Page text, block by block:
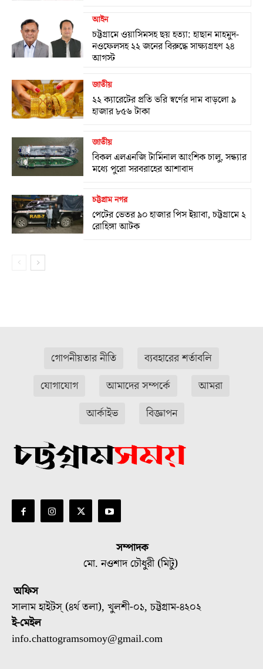
আইন
চট্টগ্রামে ওয়াসিমসহ ছয় হত্যা: হাছান মাহমুদ-
নওফেলসহ ২২ জনের বিরুদ্ধে সাক্ষ্যগ্রহণ ২৪
আগস্ট
জাতীয়
২২ ক্যারেটের প্রতি ভরি স্বর্ণের দাম বাড়লো ৯
হাজার ৮৫৬ টাকা
জাতীয়
বিকল এলএনজি টার্মিনাল আংশিক চালু, সন্ধ্যার
মধ্যে পুরো সরবরাহের আশাবাদ
চট্টগ্রাম নগর
পেটের ভেতর ৯০ হাজার পিস ইয়াবা, চট্টগ্রামে ২
রোহিঙ্গা আটক
গোপনীয়তার নীতি
ব্যবহারের শর্তাবলি
যোগাযোগ
আমাদের সম্পর্কে
আমরা
আর্কাইভ
বিজ্ঞাপন
সম্পাদক
মো. নওশাদ চৌধুরী (মিটু)
অফিস
সালাম হাইটস্ (৪র্থ তলা), খুলশী-০১, চট্টগ্রাম-৪২০২
ই-মেইল
info.chattogramsomoy@gmail.com